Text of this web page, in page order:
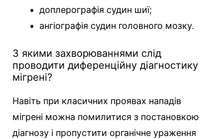
доплерографія судин шиї;
ангіографія судин головного мозку.
З якими захворюваннями слід
проводити диференційну діагностику
мігрені?
Навіть при класичних проявах нападів
мігрені можна помилитися з постановкою
діагнозу і пропустити органічне ураження